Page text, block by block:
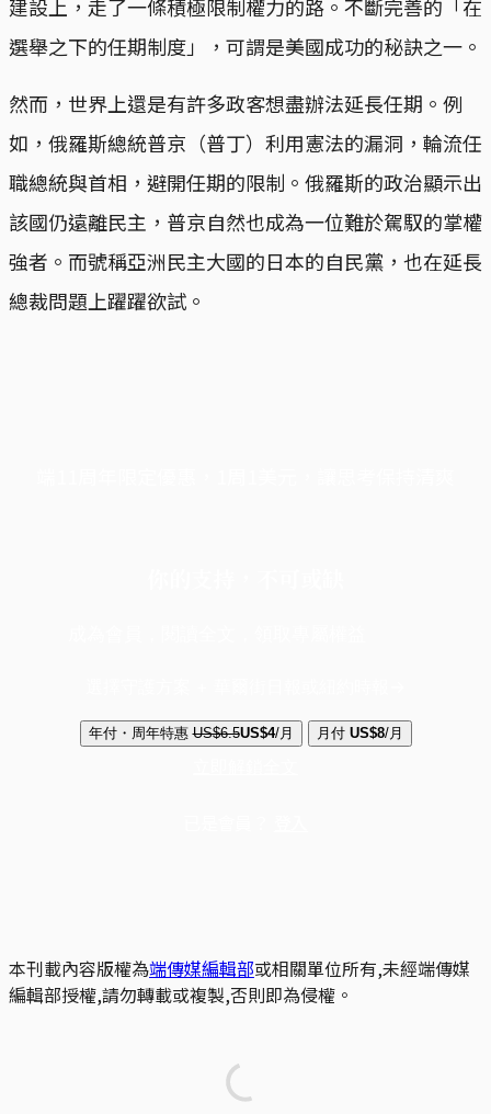
建設上，走了一條積極限制權力的路。不斷完善的「在
選舉之下的任期制度」，可謂是美國成功的秘訣之一。
然而，世界上還是有許多政客想盡辦法延長任期。例
如，俄羅斯總統普京（普丁）利用憲法的漏洞，輪流任
職總統與首相，避開任期的限制。俄羅斯的政治顯示出
該國仍遠離民主，普京自然也成為一位難於駕馭的掌權
強者。而號稱亞洲民主大國的日本的自民黨，也在延長
總裁問題上躍躍欲試。
年付・周年特惠 US$6.5US$4/月 月付 US$8/月
本刊載內容版權為端傳媒編輯部或相關單位所有,未經端傳媒
編輯部授權,請勿轉載或複製,否則即為侵權。